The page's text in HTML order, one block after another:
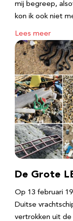
mij begreep,
kon ik ook niet
Lees meer
De Grote
Op 13 februari
Duitse
vertrokken uit de